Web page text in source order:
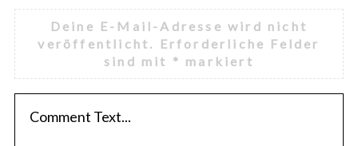
Deine E-Mail-Adresse wird nicht
veröffentlicht.
Erforderliche Felder
sind mit * markiert